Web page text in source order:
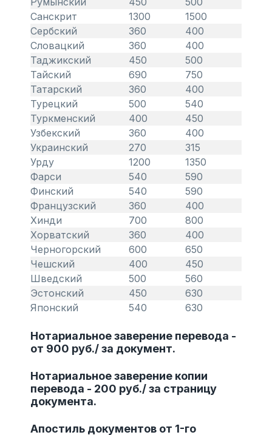
Санскрит
1300
1500
Сербский
360
400
Словацкий
360
400
Таджикский
450
500
Тайский
690
750
Татарский
360
400
Турецкий
500
540
Туркменский
400
450
Узбекский
360
400
Украинский
270
315
Урду
1200
1350
Фарси
540
590
Финский
540
590
Французский
360
400
Хинди
700
800
Хорватский
360
400
Черногорский
600
650
Чешский
400
450
Шведский
500
560
Эстонский
450
630
Японский
540 630
Нотариальное заверение перевода -
от 900 руб./ за документ.
Нотариальное заверение копии
перевода - 200 руб./ за страницу
документа.
Апостиль документов от 1-го